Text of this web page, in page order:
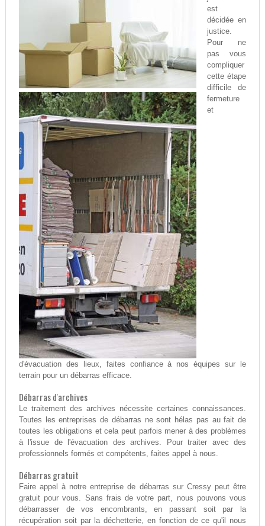
est
décidée en
justice.
Pour ne
pas vous
compliquer
cette étape
difficile de
fermeture
et
d'évacuation des lieux, faites confiance à nos équipes sur le
terrain pour un débarras efficace.
Débarras d'archives
Le traitement des archives nécessite certaines connaissances.
Toutes les entreprises de débarras ne sont hélas pas au fait de
toutes les obligations et cela peut parfois mener à des problèmes
à l'issue de l'évacuation des archives. Pour traiter avec des
professionnels formés et compétents, faites appel à nous.
Débarras gratuit
Faire appel à notre entreprise de débarras sur Cressy peut être
gratuit pour vous. Sans frais de votre part, nous pouvons vous
débarrasser de vos encombrants, en passant soit par la
récupération soit par la déchetterie, en fonction de ce qu'il nous